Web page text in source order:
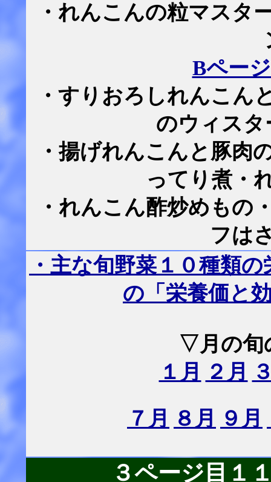
・れんこんの粒マスタ
Bペー
・すりおろしれんこん
のウィス
・揚げれんこんと豚肉
ってり煮・
・れんこん酢炒めもの
フは
・主な旬野菜１０種類
の「栄養価と
▽月の旬
１月
２月
７月 ８月 ９月
３ページ目１